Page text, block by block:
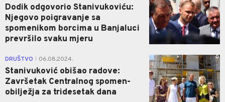
Dodik odgovorio Stanivukoviću:
Njegovo poigravanje sa
spomenikom borcima u Banjaluci
prevršilo svaku mjeru
DRUŠTVO 06.08.2024.
Stanivuković obišao radove:
Završetak Centralnog spomen-
obilježja za tridesetak dana
0